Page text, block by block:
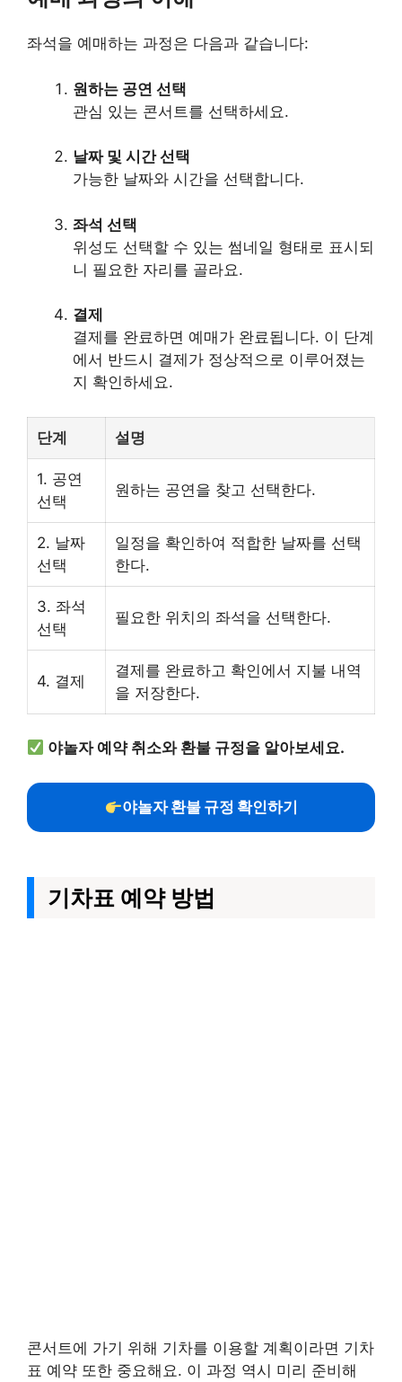
좌석을 예매하는 과정은 다음과 같습니다:
원하는 공연 선택
관심 있는 콘서트를 선택하세요.
날짜 및 시간 선택
가능한 날짜와 시간을 선택합니다.
좌석 선택
위성도 선택할 수 있는 썸네일 형태로 표시되
니 필요한 자리를 골라요.
결제
결제를 완료하면 예매가 완료됩니다. 이 단계
에서 반드시 결제가 정상적으로 이루어졌는
지 확인하세요.
단계 설명
1. 공연
선택
원하는 공연을 찾고 선택한다.
2. 날짜
선택
일정을 확인하여 적합한 날짜를 선택
한다.
3. 좌석
선택
필요한 위치의 좌석을 선택한다.
4. 결제
결제를 완료하고 확인에서 지불 내역
을 저장한다.
야놀자 예약 취소와 환불 규정을 알아보세요.
야놀자 환불 규정 확인하기
기차표 예약 방법
콘서트에 가기 위해 기차를 이용할 계획이라면 기차
표 예약 또한 중요해요. 이 과정 역시 미리 준비해